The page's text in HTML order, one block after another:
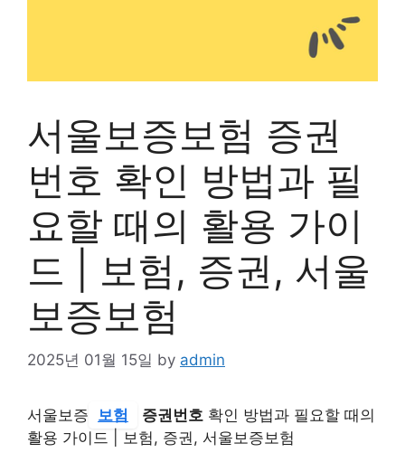
서울보증보험 증권
번호 확인 방법과 필
요할 때의 활용 가이
드 | 보험, 증권, 서울
보증보험
2025년 01월 15일 by admin
서울보증 보험 증권번호 확인 방법과 필요할 때의
활용 가이드 | 보험, 증권, 서울보증보험